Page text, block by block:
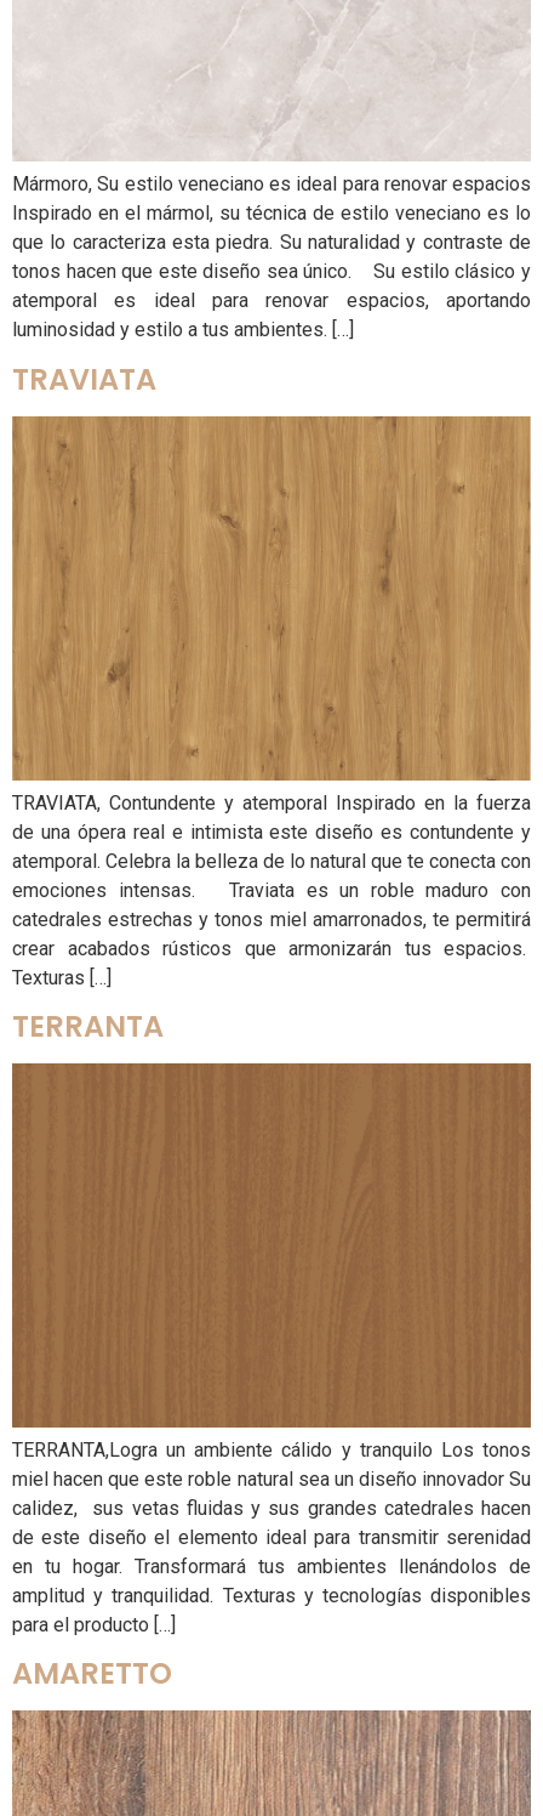
Mármoro, Su estilo veneciano es ideal para renovar espacios
Inspirado en el mármol, su técnica de estilo veneciano es lo
que lo caracteriza esta piedra. Su naturalidad y contraste de
tonos hacen que este diseño sea único. Su estilo clásico y
atemporal es ideal para renovar espacios, aportando
luminosidad y estilo a tus ambientes. […]
TRAVIATA
TRAVIATA, Contundente y atemporal Inspirado en la fuerza
de una ópera real e intimista este diseño es contundente y
atemporal. Celebra la belleza de lo natural que te conecta con
emociones intensas. Traviata es un roble maduro con
catedrales estrechas y tonos miel amarronados, te permitirá
crear acabados rústicos que armonizarán tus espacios.
Texturas […]
TERRANTA
TERRANTA,Logra un ambiente cálido y tranquilo Los tonos
miel hacen que este roble natural sea un diseño innovador Su
calidez, sus vetas fluidas y sus grandes catedrales hacen
de este diseño el elemento ideal para transmitir serenidad
en tu hogar. Transformará tus ambientes llenándolos de
amplitud y tranquilidad. Texturas y tecnologías disponibles
para el producto […]
AMARETTO